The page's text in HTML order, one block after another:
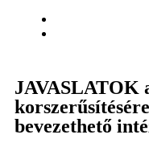
JAVASLATOK
bevezethető